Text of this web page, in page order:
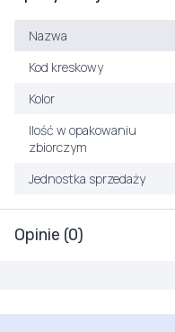
Opinie (0)
Nazwa
Kod kreskowy
Kolor
Ilość w opakowaniu
zbiorczym
Jednostka sprzedaży